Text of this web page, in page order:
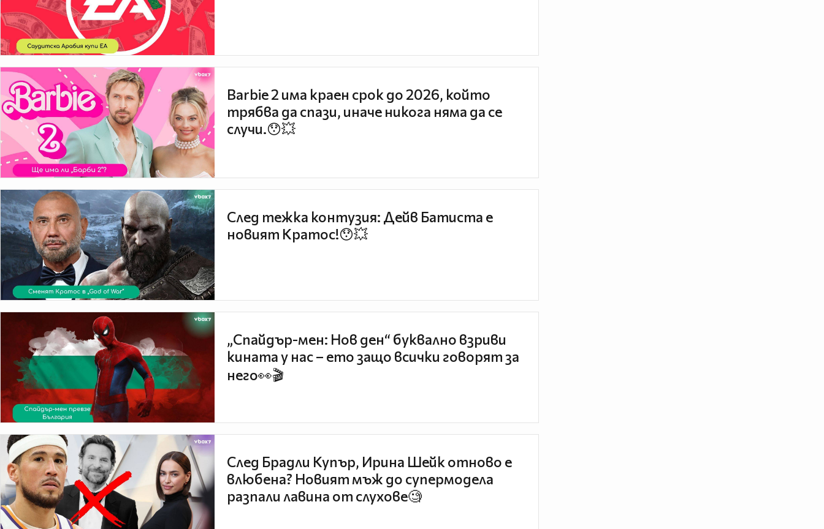
Barbie 2 има краен срок до 2026, който
трябва да спази, иначе никога няма да се
случи.😯💥
След тежка контузия: Дейв Батиста е
новият Кратос!😯💥
„Спайдър-мен: Нов ден“ буквално взриви
кината у нас – ето защо всички говорят за
него👀🎬
След Брадли Купър, Ирина Шейк отново е
влюбена? Новият мъж до супермодела
разпали лавина от слухове🧐